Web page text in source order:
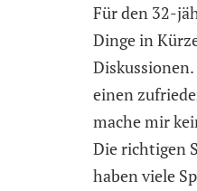
Für den 32-
Dinge in
einen
mache mir
Die richtigen
haben viele